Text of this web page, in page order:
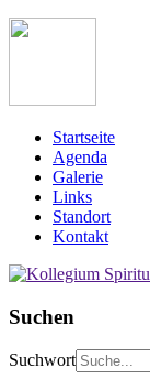
Startseite
Agenda
Galerie
Links
Standort
Kontakt
Suchen
Suchwort